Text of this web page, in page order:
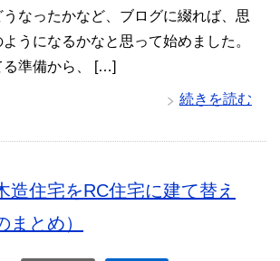
なったかなど、ブログに綴れば、思
うになるかなと思って始めました。
準備から、 […]
続きを読む
造住宅をRC住宅に建て替え
まとめ）